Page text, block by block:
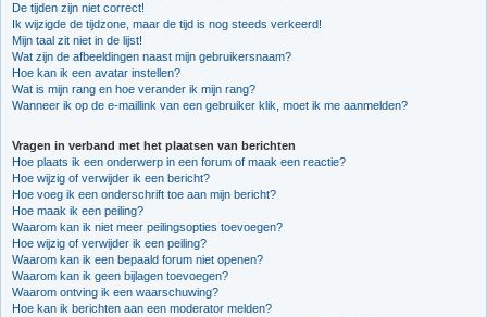
De tijden zijn niet correct!
Ik wijzigde de tijdzone, maar de tijd is nog steeds verkeerd!
Mijn taal zit niet in de lijst!
Wat zijn de afbeeldingen naast mijn gebruikersnaam?
Hoe kan ik een avatar instellen?
Wat is mijn rang en hoe verander ik mijn rang?
Wanneer ik op de e-maillink van een gebruiker klik, moet ik me aanmelden?
Vragen in verband met het plaatsen van berichten
Hoe plaats ik een onderwerp in een forum of maak een reactie?
Hoe wijzig of verwijder ik een bericht?
Hoe voeg ik een onderschrift toe aan mijn bericht?
Hoe maak ik een peiling?
Waarom kan ik niet meer peilingsopties toevoegen?
Hoe wijzig of verwijder ik een peiling?
Waarom kan ik een bepaald forum niet openen?
Waarom kan ik geen bijlagen toevoegen?
Waarom ontving ik een waarschuwing?
Hoe kan ik berichten aan een moderator melden?